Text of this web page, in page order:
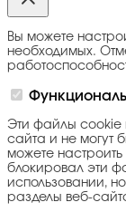
Вы можете
необходимых.
Эти файлы cookie
сайта и не могут
можете
блокировал эти
использовании,
разделы веб-